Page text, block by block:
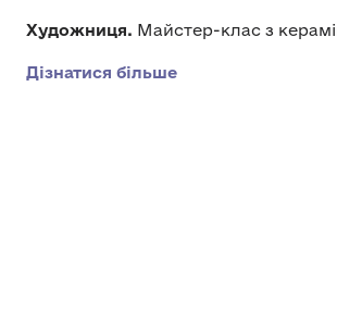
Художниця. Майстер-клас з
Дізнатися більше